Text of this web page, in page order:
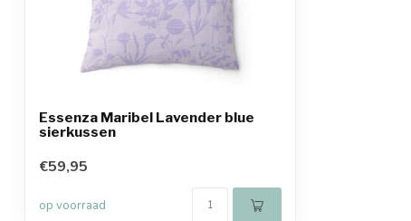
Essenza Maribel Lavender blue
sierkussen
€59,95
op voorraad